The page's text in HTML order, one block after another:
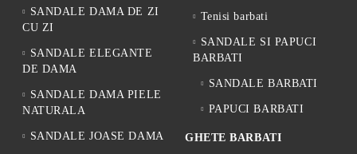
SANDALE DAMA DE ZI
CU ZI
SANDALE ELEGANTE
DE DAMA
SANDALE DAMA PIELE
NATURALA
SANDALE JOASE DAMA
Tenisi barbati
SANDALE SI PAPUCI
BARBATI
SANDALE BARBATI
PAPUCI BARBATI
GHETE BARBATI